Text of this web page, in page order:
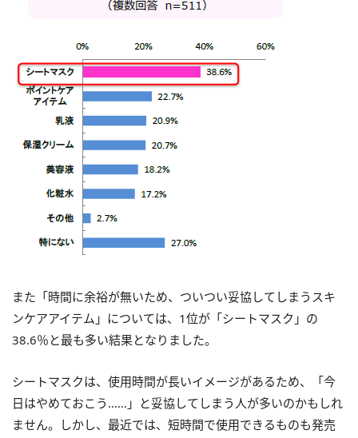
また「時間に余裕が無いため、ついつい妥協してしまうスキ
ンケアアイテム」については、1位が「シートマスク」の
38.6％と最も多い結果となりました。
シートマスクは、使用時間が長いイメージがあるため、「今
日はやめておこう……」と妥協してしまう人が多いのかもしれ
ません。しかし、最近では、短時間で使用できるものも発売